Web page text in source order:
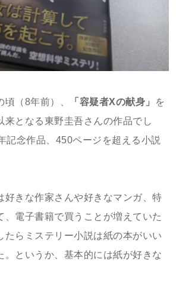
（8年前）、 「容疑者Xの献身」
を
来となる東野圭吾さんの作品でし
記念作品、450ページを超える小説
好きな作家さんや好きなマンガ、特
、電子書籍で買うことが増えていた
たらミステリー小説は紙の本がいい
。というか、基本的には紙が好きな